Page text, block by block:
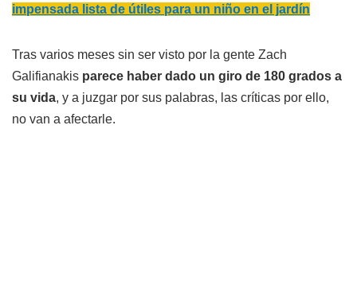
impensada lista de útiles para un niño en el jardín
Tras varios meses sin ser visto por la gente Zach
Galifianakis parece haber dado un giro de 180 grados a
su vida, y a juzgar por sus palabras, las críticas por ello,
no van a afectarle.